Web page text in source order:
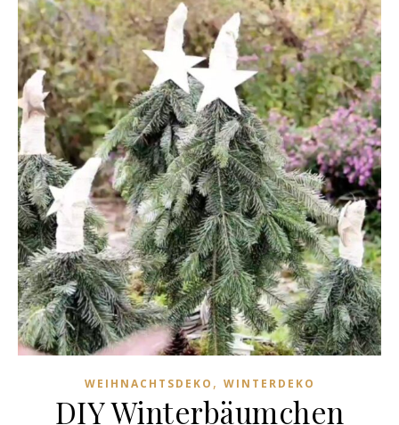
WEIHNACHTSDEKO , WINTERDEKO
DIY Winterbäumchen